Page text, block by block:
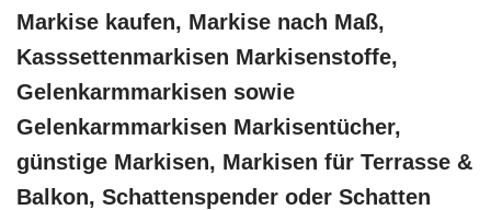
Markise kaufen, Markise nach Maß,
Kasssettenmarkisen Markisenstoffe,
Gelenkarmmarkisen sowie
Gelenkarmmarkisen Markisentücher,
günstige Markisen, Markisen für Terrasse &
Balkon, Schattenspender oder Schatten